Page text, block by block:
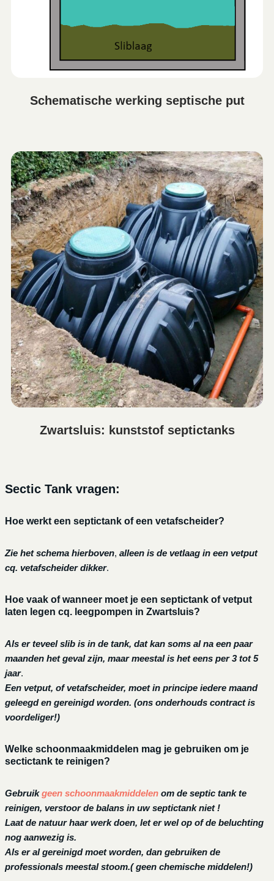
Schematische werking septische put
Zwartsluis: kunststof septictanks
Sectic Tank vragen:
Hoe werkt een septictank of een vetafscheider?
Zie het schema hierboven, alleen is de vetlaag in een vetput
cq. vetafscheider dikker.
Hoe vaak of wanneer moet je een septictank of vetput
laten legen cq. leegpompen in Zwartsluis?
Als er teveel slib is in de tank, dat kan soms al na een paar
maanden het geval zijn, maar meestal is het eens per 3 tot 5
jaar.
Een vetput, of vetafscheider, moet in principe iedere maand
geleegd en gereinigd worden. (ons onderhouds contract is
voordeliger!)
Welke schoonmaakmiddelen mag je gebruiken om je
sectictank te reinigen?
Gebruikgeen schoonmaakmiddelen om de septic tank te
reinigen, verstoor de balans in uw septictank niet !
Laat de natuur haar werk doen, let er wel op of de beluchting
nog aanwezig is.
Als er al gereinigd moet worden, dan gebruiken de
professionals meestal stoom.( geen chemische middelen!)